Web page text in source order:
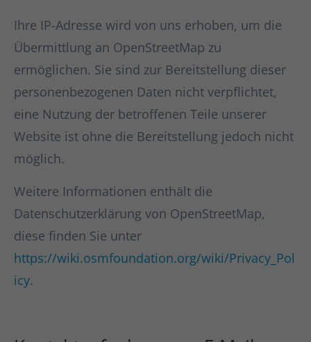
Ihre IP-Adresse wird von uns erhoben, um die
Übermittlung an OpenStreetMap zu
ermöglichen. Sie sind zur Bereitstellung dieser
personenbezogenen Daten nicht verpflichtet,
eine Nutzung der betroffenen Teile unserer
Website ist ohne die Bereitstellung jedoch nicht
möglich.
Weitere Informationen enthält die
Datenschutzerklärung von OpenStreetMap,
diese finden Sie unter
https://wiki.osmfoundation.org/wiki/Privacy_Pol
icy.